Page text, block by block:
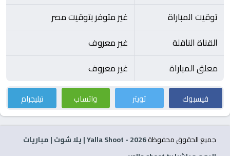
توقيت المباراة
غير متوفر بتوقيت مصر
القناة الناقلة
غير معروف
معلق المباراة
غير معروف
فيسبوك تويتر واتساب تيليجرام
جميع الحقوق محفوظة2026
- Yalla Shoot | يلا شوت | مباريات